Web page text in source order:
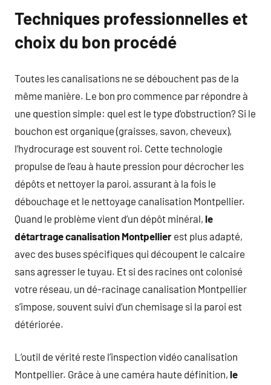
Techniques professionnelles et
choix du bon procédé
Toutes les canalisations ne se débouchent pas de la
même manière. Le bon pro commence par répondre à
une question simple: quel est le type d’obstruction? Si le
bouchon est organique (graisses, savon, cheveux),
l’hydrocurage est souvent roi. Cette technologie
propulse de l’eau à haute pression pour décrocher les
dépôts et nettoyer la paroi, assurant à la fois le
débouchage et le nettoyage canalisation Montpellier.
Quand le problème vient d’un dépôt minéral, le
détartrage canalisation Montpellier est plus adapté,
avec des buses spécifiques qui découpent le calcaire
sans agresser le tuyau. Et si des racines ont colonisé
votre réseau, un dé-racinage canalisation Montpellier
s’impose, souvent suivi d’un chemisage si la paroi est
détériorée.
L’outil de vérité reste l’inspection vidéo canalisation
Montpellier. Grâce à une caméra haute définition, le